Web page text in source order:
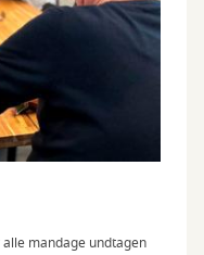
mandage undtagen